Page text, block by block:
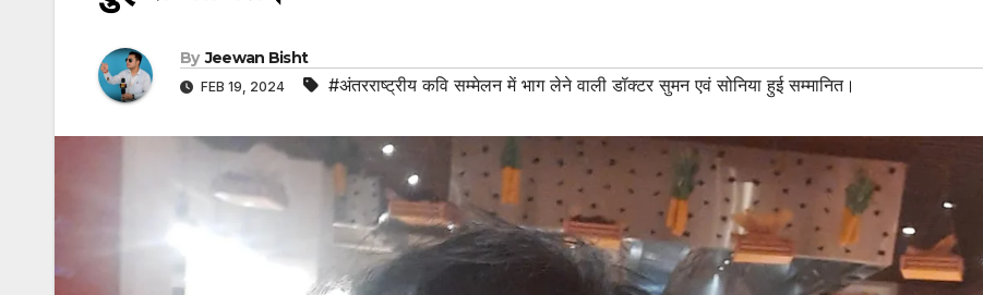
By Jeewan Bisht
FEB 19, 2024 #अंतरराष्ट्रीय कवि सम्मेलन में भाग लेने वाली डॉक्टर सुमन एवं सोनिया हुई सम्मानित।